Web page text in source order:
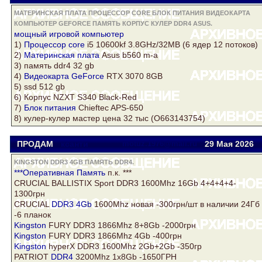
МАТЕРИНСКАЯ ПЛАТА ПРОЦЕССОР CORE БЛОК ПИТАНИЯ ВИДЕОКАРТА
КОМПЬЮТЕР GEFORCE ПАМЯТЬ КОРПУС КУЛЕР DDR4 ASUS.
мощный игровой компьютер
1) Процессор core i5 10600kf 3.8GHz/32MB (6 ядер 12 потоков)
2)Материнская плата Asusb560 m-a
3) память ddr4 32 gb
4) Видеокарта GeForce RTX 3070 8GB
5) ssd 512 gb
6)КорпусNZXT S340 Black-Red
7) Блок питания Chieftec APS-650
8) кулер-кулер мастер цена 32 тыс (О663143754)
ПРОДАМ ксанти motuz.1976@mail.ru 29 Мая 2026
KINGSTON DDR3 4GB ПАМЯТЬ DDR4.
***Оперативная Память п.к. ***
CRUCIAL BALLISTIX Sport DDR3 1600Mhz 16Gb 4+4+4+4-
1300грн
CRUCIAL DDR3 4Gb1600Mhz новая -300грн/шт в наличии 24Гб
-6 планок
Kingston FURY DDR3 1866Mhz 8+8Gb -2000грн
Kingston FURY DDR3 1866Mhz 4Gb -400грн
KingstonhyperX DDR3 1600Mhz 2Gb+2Gb -350гр
PATRIOT DDR4 3200Mhz 1x8Gb -1650ГРН